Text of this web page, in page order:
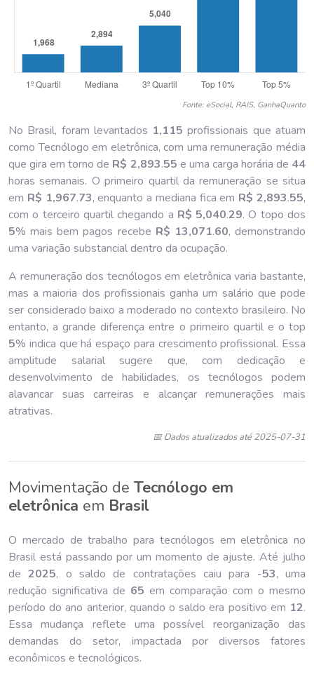
Fonte: eSocial, RAIS, GanhaQuanto
No Brasil, foram levantados 1,115 profissionais que atuam
como Tecnólogo em eletrônica, com uma remuneração média
que gira em torno de R$ 2,893.55 e uma carga horária de 44
horas semanais. O primeiro quartil da remuneração se situa
em R$ 1,967.73, enquanto a mediana fica em R$ 2,893.55,
com o terceiro quartil chegando a R$ 5,040.29. O topo dos
5% mais bem pagos recebe R$ 13,071.60, demonstrando
uma variação substancial dentro da ocupação.
A remuneração dos tecnólogos em eletrônica varia bastante,
mas a maioria dos profissionais ganha um salário que pode
ser considerado baixo a moderado no contexto brasileiro. No
entanto, a grande diferença entre o primeiro quartil e o top
5% indica que há espaço para crescimento profissional. Essa
amplitude salarial sugere que, com dedicação e
desenvolvimento de habilidades, os tecnólogos podem
alavancar suas carreiras e alcançar remunerações mais
atrativas.
📅 Dados atualizados até 2025-07-31
Movimentação de Tecnólogo em
eletrônica em Brasil
O mercado de trabalho para tecnólogos em eletrônica no
Brasil está passando por um momento de ajuste. Até julho
de2025, o saldo de contratações caiu para -53, uma
redução significativa de 65 em comparação com o mesmo
período do ano anterior, quando o saldo era positivo em 12.
Essa mudança reflete uma possível reorganização das
demandas do setor, impactada por diversos fatores
econômicos e tecnológicos.